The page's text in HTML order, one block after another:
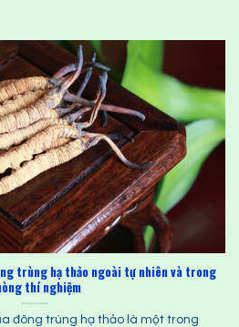
trùng hạ thảo ngoài tự nhiên và trong
thí nghiệm
đông trùng hạ thảo là một trong